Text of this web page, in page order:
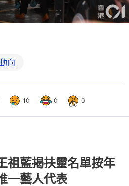
向
10 0 0
祖藍揭扶靈名單按年
一藝人代表